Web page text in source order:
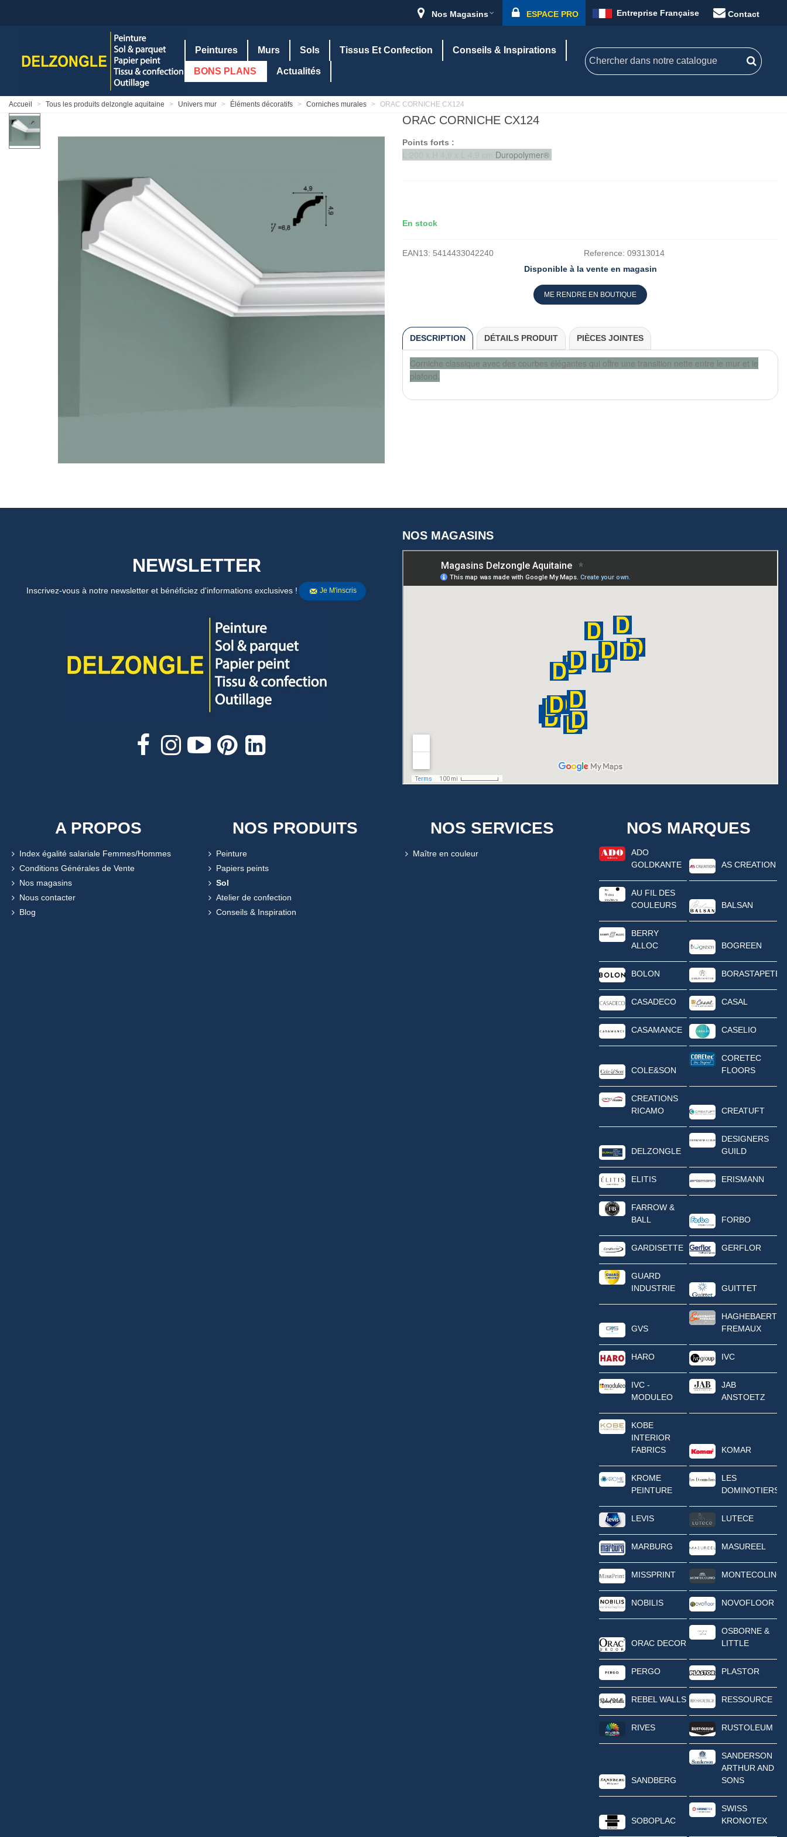
Nos Magasins ESPACE PRO Entreprise Française Contact
Peintures Murs Sols Tissus Et Confection Conseils & Inspirations
BONS PLANS Actualités
Accueil > Tous les produits delzongle aquitaine > Univers mur > Éléments décoratifs > Corniches murales > ORAC CORNICHE CX124
ORAC CORNICHE CX124
Points forts :
Duropolymer® ‎
En stock
EAN13: 5414433042240 Reference: 09313014
Disponible à la vente en magasin
ME RENDRE EN BOUTIQUE
DESCRIPTION DÉTAILS PRODUIT PIÈCES JOINTES
Corniche classique avec des courbes élégantes qui offre une transition nette entre le mur et le
plafond.
NEWSLETTER
Inscrivez-vous à notre newsletter et bénéficiez d'informations exclusives ! Je M'inscris
NOS MAGASINS
A PROPOS
Index égalité salariale Femmes/Hommes
Conditions Générales de Vente
Nos magasins
Nous contacter
Blog
NOS PRODUITS
Peinture
Papiers peints
Sol
Atelier de confection
Conseils & Inspiration
NOS SERVICES
Maître en couleur
NOS MARQUES
ADO
GOLDKANTE
AS CREATION
AU FIL DES
COULEURS
BALSAN
BERRY
ALLOC
BOGREEN
BOLON BORASTAPETER
CASADECO CASAL
CASAMANCE CASELIO
COLE&SON
CORETEC
FLOORS
CREATIONS
RICAMO
CREATUFT
DELZONGLE
DESIGNERS
GUILD
ELITIS ERISMANN
FARROW &
BALL
FORBO
GARDISETTE GERFLOR
GUARD
INDUSTRIE
GUITTET
GVS
HAGHEBAERT
FREMAUX
HARO IVC
IVC -
MODULEO
JAB
ANSTOETZ
KOBE
INTERIOR
FABRICS
KOMAR
KROME
PEINTURE
LES
DOMINOTIERS
LEVIS LUTECE
MARBURG MASUREEL
MISSPRINT MONTECOLINO
NOBILIS NOVOFLOOR
ORAC DECOR
OSBORNE &
LITTLE
PERGO PLASTOR
REBEL WALLS RESSOURCE
RIVES RUSTOLEUM
SANDBERG
SANDERSON
ARTHUR AND
SONS
SOBOPLAC
SWISS
KRONOTEX